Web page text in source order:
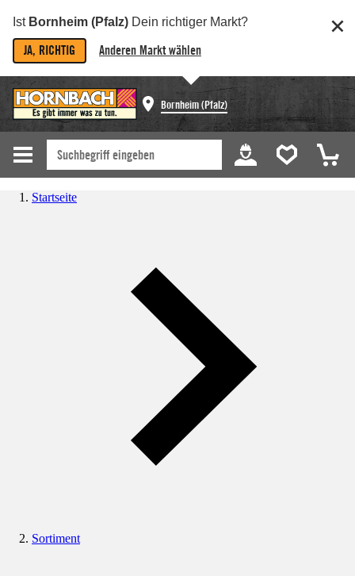
Ist Bornheim (Pfalz) Dein richtiger Markt?
JA, RICHTIG Anderen Markt wählen
Bornheim (Pfalz)
Startseite
Sortiment